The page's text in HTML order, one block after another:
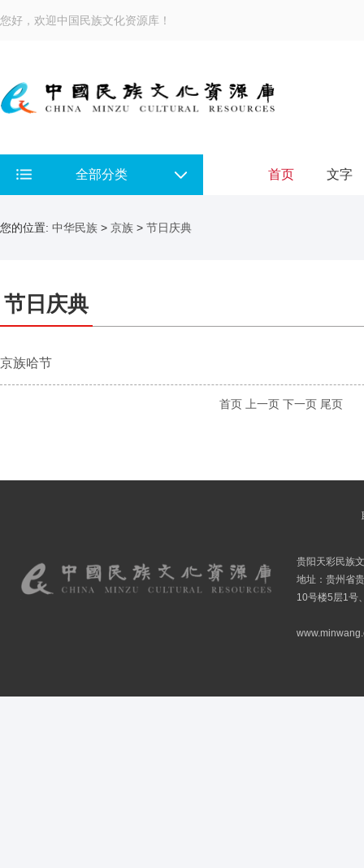
您好，欢迎中国民族文化资源库！
全部分类 首页 文字
您的位置: 中华民族 > 京族 > 节日庆典
节日庆典
京族哈节
首页 上一页 下一页 尾页
贵阳天彩民族
地址：贵州省
10号楼5层1号